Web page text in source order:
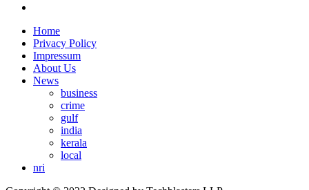
Home
Privacy Policy
Impressum
About Us
News
business
crime
gulf
india
kerala
local
nri